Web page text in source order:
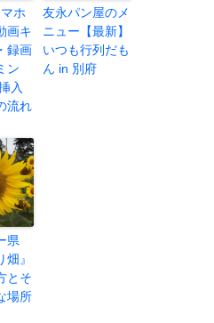
ホ
画キ
録画
ン
入
流れ
友永パン屋のメ
ニュー【最新】
いつも行列だも
ん in 別府
県
畑』
とそ
場所